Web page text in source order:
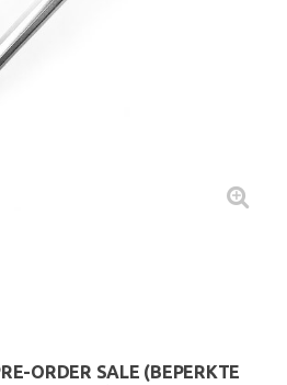
ORDER SALE (BEPERKTE